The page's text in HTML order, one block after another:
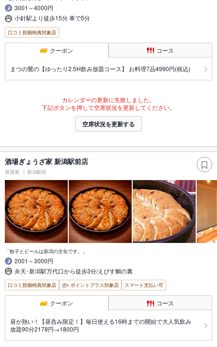
3001～4000円
小針駅より徒歩15分 車で5分
口コミ投稿特典対象店
クーポン コース
まつの鶯の【ゆったり2.5H飲み放題コース】 お料理7品4990円(税込)
カレンダーの更新に失敗しました。
下記ボタンを押して空席状況を更新してください。
空席状況を更新する
酒場ぎょうざ家 新潟駅前店
居酒屋 新潟駅前
「餃子とビールは新潟の文化です。」
2001～3000円
弁天･新潟駅万代口から徒歩3分/えびす鯛の裏
口コミ投稿特典対象店 ポイントプラス対象店 スマート支払い可
クーポン コース
昼が熱い！【昼呑み限定！】毎日使える16時までの開始で大人気飲み
放題90分2178円→1800円